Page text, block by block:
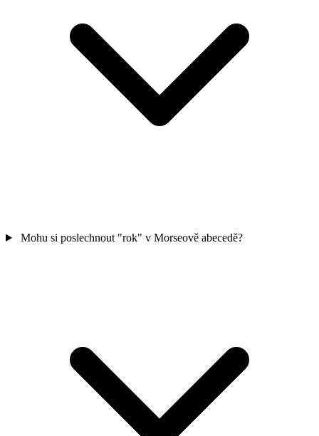
Mohu si poslechnout "rok" v Morseově abecedě?